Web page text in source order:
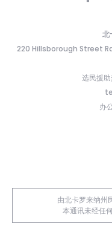
北
220 Hillsborough Street
选民援
办
由北卡罗来纳
本通讯未经任